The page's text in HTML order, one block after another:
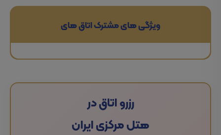
ویژگی های مشترک اتاق های
رزرو اتاق در
هتل مرکزی ایران